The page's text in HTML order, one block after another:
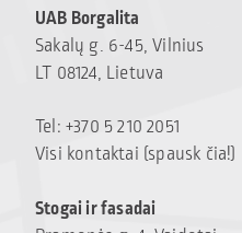
UAB Borgalita
Sakalų g. 6-45, Vilnius
LT 08124, Lietuva
Tel: +370 5 210 2051
Visi kontaktai (spausk čia!)
Stogai ir fasadai